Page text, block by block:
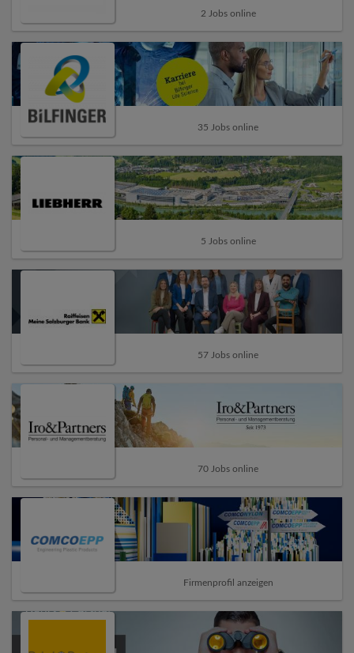
2 Jobs online
35 Jobs online
5 Jobs online
57 Jobs online
70 Jobs online
Firmenprofil anzeigen